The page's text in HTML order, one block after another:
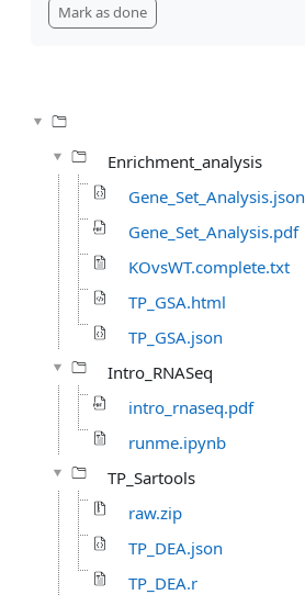
Mark as done
Enrichment_analysis
Gene_Set_Analysis.json
Gene_Set_Analysis.pdf
KOvsWT.complete.txt
TP_GSA.html
TP_GSA.json
Intro_RNASeq
intro_rnaseq.pdf
runme.ipynb
TP_Sartools
raw.zip
TP_DEA.json
TP_DEA.r